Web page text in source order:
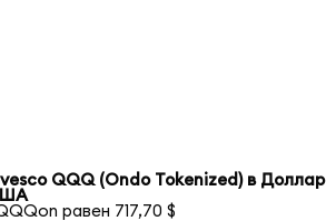
QQQ (Ondo Tokenized) в Доллар
равен 717,70 $